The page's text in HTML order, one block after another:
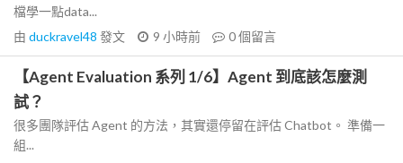
檔學一點data...
由 duckravel48 發文 9 小時前 0個留言
【Agent Evaluation 系列 1/6】Agent 到底該怎麼測
試？
很多團隊評估 Agent 的方法，其實還停留在評估 Chatbot。 準備一
組...